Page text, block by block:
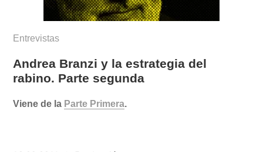
Entrevistas
Andrea Branzi y la estrategia del
rabino. Parte segunda
Viene de la Parte Primera.